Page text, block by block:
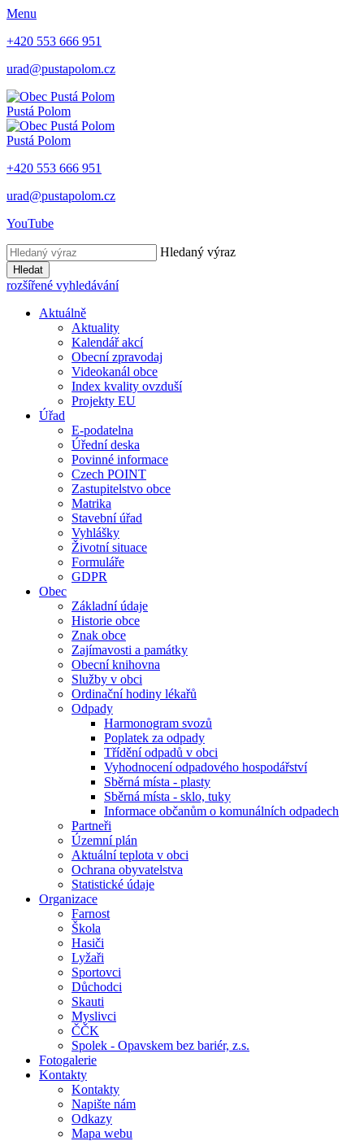
Menu
+420 553 666 951
urad@pustapolom.cz
Pustá Polom
Pustá Polom
+420 553 666 951
urad@pustapolom.cz
YouTube
Hledaný výraz
Hledat
rozšířené vyhledávání
Aktuálně
Aktuality
Kalendář akcí
Obecní zpravodaj
Videokanál obce
Index kvality ovzduší
Projekty EU
Úřad
E-podatelna
Úřední deska
Povinné informace
Czech POINT
Zastupitelstvo obce
Matrika
Stavební úřad
Vyhlášky
Životní situace
Formuláře
GDPR
Obec
Základní údaje
Historie obce
Znak obce
Zajímavosti a památky
Obecní knihovna
Služby v obci
Ordinační hodiny lékařů
Odpady
Harmonogram svozů
Poplatek za odpady
Třídění odpadů v obci
Vyhodnocení odpadového hospodářství
Sběrná místa - plasty
Sběrná místa - sklo, tuky
Informace občanům o komunálních odpadech
Partneři
Územní plán
Aktuální teplota v obci
Ochrana obyvatelstva
Statistické údaje
Organizace
Farnost
Škola
Hasiči
Lyžaři
Sportovci
Důchodci
Skauti
Myslivci
ČČK
Spolek - Opavskem bez bariér, z.s.
Fotogalerie
Kontakty
Kontakty
Napište nám
Odkazy
Mapa webu